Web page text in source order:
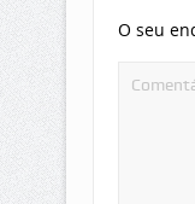
O seu